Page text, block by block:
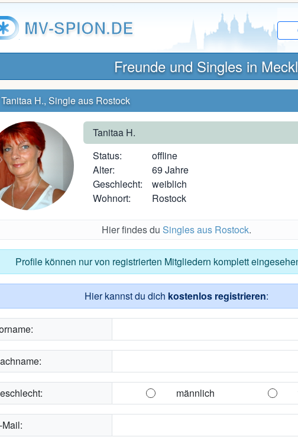
MV-SPION.DE
Freunde und Singles in
Tanitaa H., Single aus Rostock
Tanitaa H.
Status:
offline
Alter:
69 Jahre
Geschlecht:
weiblich
Wohnort:
Rostock
Hier findes du Singles aus Rostock.
Profile können nur von registrierten Mitgliedern komplett
Hier kannst du dich kostenlos registrieren:
männlich
Mail: